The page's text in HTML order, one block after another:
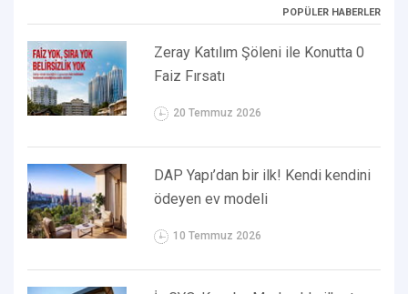
POPÜLER HABERLER
Zeray Katılım Şöleni ile Konutta 0
Faiz Fırsatı
20 Temmuz 2026
DAP Yapı’dan bir ilk! Kendi kendini
ödeyen ev modeli
10 Temmuz 2026